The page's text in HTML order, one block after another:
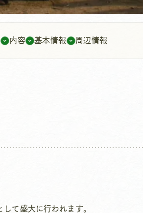
内容 基本情報 周辺情報
て盛大に行われます。